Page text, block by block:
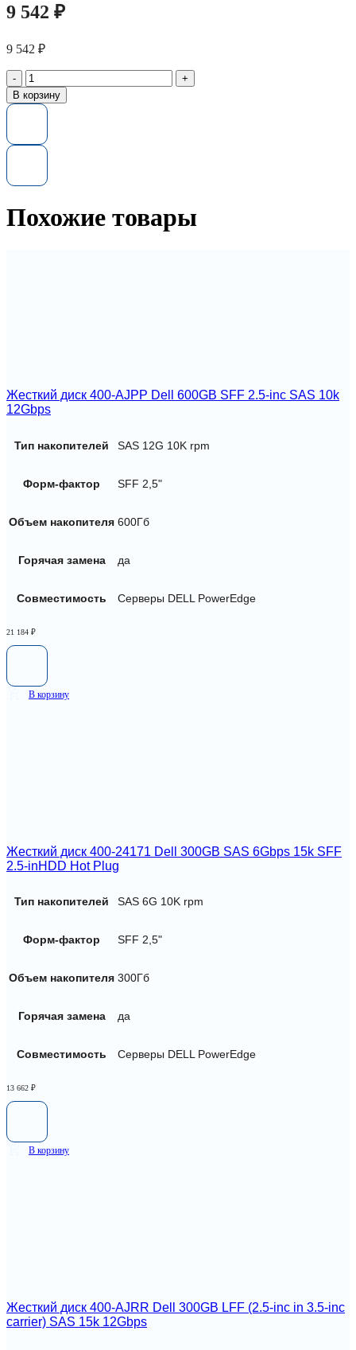
9 542 ₽
9 542 ₽
Количество
товара
Память
Dell
(1x8GB)
RDIMM
Rank
В корзину
Похожие товары
Жесткий диск 400-AJPP Dell 600GB SFF 2.5-inc SAS 10k
12Gbps
Тип накопителей SAS 12G 10K rpm
Форм-фактор SFF 2,5"
Объем накопителя 600Гб
Горячая замена да
Совместимость Серверы DELL PowerEdge
21 184 ₽
В корзину
Жесткий диск 400-24171 Dell 300GB SAS 6Gbps 15k SFF
2.5-inHDD Hot Plug
Тип накопителей SAS 6G 10K rpm
Форм-фактор SFF 2,5"
Объем накопителя 300Гб
Горячая замена да
Совместимость Серверы DELL PowerEdge
13 662 ₽
В корзину
Жесткий диск 400-AJRR Dell 300GB LFF (2.5-inc in 3.5-inc
carrier) SAS 15k 12Gbps